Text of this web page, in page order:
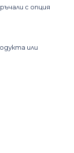
с опция
или